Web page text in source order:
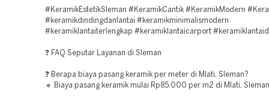
#KeramikEstetikSleman #KeramikCantik #KeramikModern
#keramikdindingdanlantai #keramikminimalismodern
#keramiklantaiterlengkap #keramiklantaicarport
❓ FAQ Seputar Layanan di Sleman
❓ Berapa biaya pasang keramik per meter di Mlati, Sleman?
🔹 Biaya pasang keramik mulai Rp85.000 per m2 di Mlati,